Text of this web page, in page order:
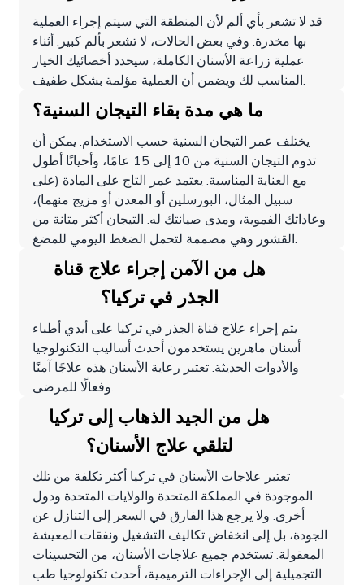
قد لا تشعر بأي ألم لأن المنطقة التي سيتم إجراء العملية
بها مخدرة. وفي بعض الحالات، لا تشعر بألم كبير. أثناء
عملية زراعة الأسنان الكاملة، سيحدد أخصائيك الخيار
ما هي مدة بقاء التيجان السنية؟
يختلف عمر التيجان السنية حسب الاستخدام. يمكن أن
تدوم التيجان السنية من 10 إلى 15 عامًا، وأحيانًا أطول
مع العناية المناسبة. يعتمد عمر التاج على المادة (على
سبيل المثال، البورسلين أو المعدن أو مزيج منهما)،
وعاداتك الفموية، ومدى صيانتك له. التيجان أكثر متانة من
هل من الآمن إجراء علاج قناة
الجذر في تركيا؟
يتم إجراء علاج قناة الجذر في تركيا على أيدي أطباء
أسنان ماهرين يستخدمون أحدث أساليب التكنولوجيا
والأدوات الحديثة. تعتبر رعاية الأسنان هذه علاجًا آمنًا
هل من الجيد الذهاب إلى تركيا
لتلقي علاج الأسنان؟
تعتبر علاجات الأسنان في تركيا أكثر تكلفة من تلك
الموجودة في المملكة المتحدة والولايات المتحدة ودول
أخرى. ولا يرجع هذا الفارق في السعر إلى التنازل عن
الجودة، بل إلى انخفاض تكاليف التشغيل ونفقات المعيشة
المعقولة. تستخدم جميع علاجات الأسنان، من التحسينات
التجميلية إلى الإجراءات الترميمية، أحدث تكنولوجيا طب